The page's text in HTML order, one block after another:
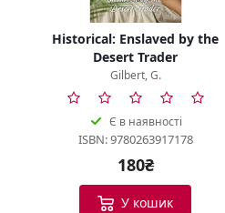
Historical: Enslaved by the
Desert Trader
Gilbert, G.
Є в наявності
ISBN: 9780263917178
180₴
У кошик